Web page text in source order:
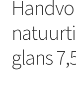
glans